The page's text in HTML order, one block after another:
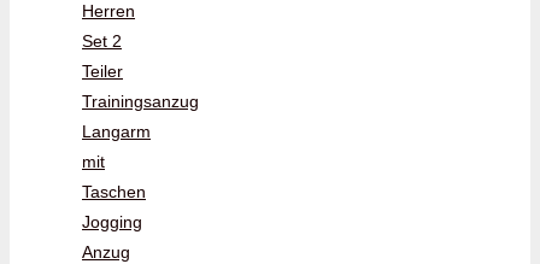
Herren
Set 2
Teiler
Trainingsanzug
Langarm
mit
Taschen
Jogging
Anzug